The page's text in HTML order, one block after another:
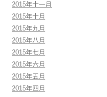
2015年十一月
2015年十月
2015年九月
2015年八月
2015年七月
2015年六月
2015年五月
2015年四月